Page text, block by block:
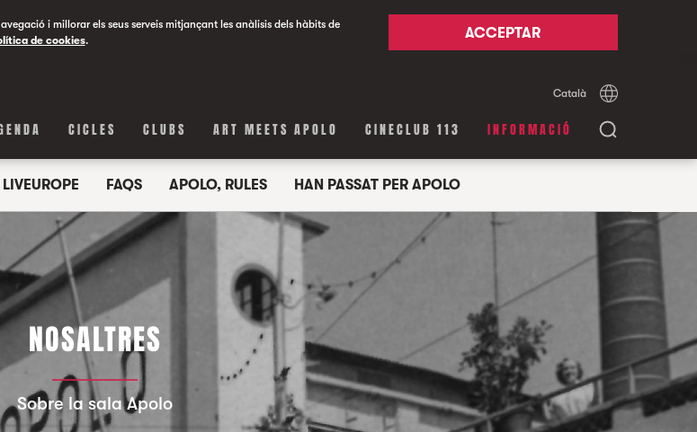
i millorar els seus serveis mitjançant les anàlisis dels hàbits de
de cookies. ACCEPTAR
Català Español
CICLES CLUBS ART MEETS APOLO CINECLUB 113 INFORMACIÓ
LIVEUROPE FAQS APOLO, RULES HAN PASSAT PER APOLO
NOSALTRES
Sobre la sala Apolo